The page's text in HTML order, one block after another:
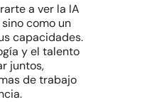
a ver la IA
como un
capacidades.
y el talento
juntos,
de trabajo